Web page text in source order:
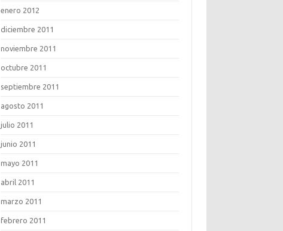
enero 2012
diciembre 2011
noviembre 2011
octubre 2011
septiembre 2011
agosto 2011
julio 2011
junio 2011
mayo 2011
abril 2011
marzo 2011
febrero 2011